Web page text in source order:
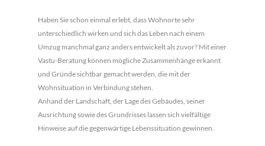
Haben Sie schon einmal erlebt, dass Wohnorte sehr
unterschiedlich wirken und sich das Leben nach einem
Umzug manchmal ganz anders entwickelt als zuvor? Mit einer
Vastu-Beratung können mögliche Zusammenhänge erkannt
und Gründe sichtbar gemacht werden, die mit der
Wohnsituation in Verbindung stehen.
Anhand der Landschaft, der Lage des Gebäudes, seiner
Ausrichtung sowie des Grundrisses lassen sich vielfältige
Hinweise auf die gegenwärtige Lebenssituation gewinnen.